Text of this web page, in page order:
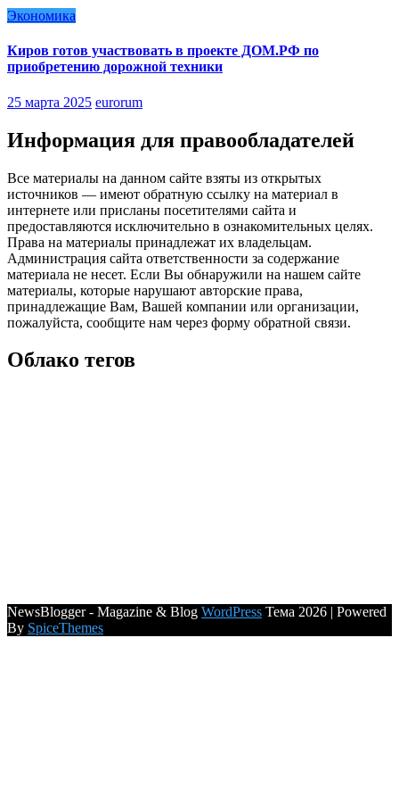
Экономика
Киров готов участвовать в проекте ДОМ.РФ по
приобретению дорожной техники
25 марта 2025 eurorum
Информация для правообладателей
Все материалы на данном сайте взяты из открытых
источников — имеют обратную ссылку на материал в
интернете или присланы посетителями сайта и
предоставляются исключительно в ознакомительных целях.
Права на материалы принадлежат их владельцам.
Администрация сайта ответственности за содержание
материала не несет. Если Вы обнаружили на нашем сайте
материалы, которые нарушают авторские права,
принадлежащие Вам, Вашей компании или организации,
пожалуйста, сообщите нам через форму обратной связи.
Облако тегов
NewsBlogger - Magazine & Blog WordPress Тема 2026 | Powered
By SpiceThemes